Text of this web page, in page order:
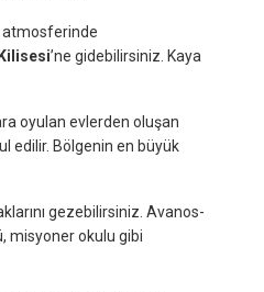
atmosferinde
’ne gidebilirsiniz. Kaya
oyulan evlerden oluşan
edilir. Bölgenin en büyük
gezebilirsiniz. Avanos-
misyoner okulu gibi